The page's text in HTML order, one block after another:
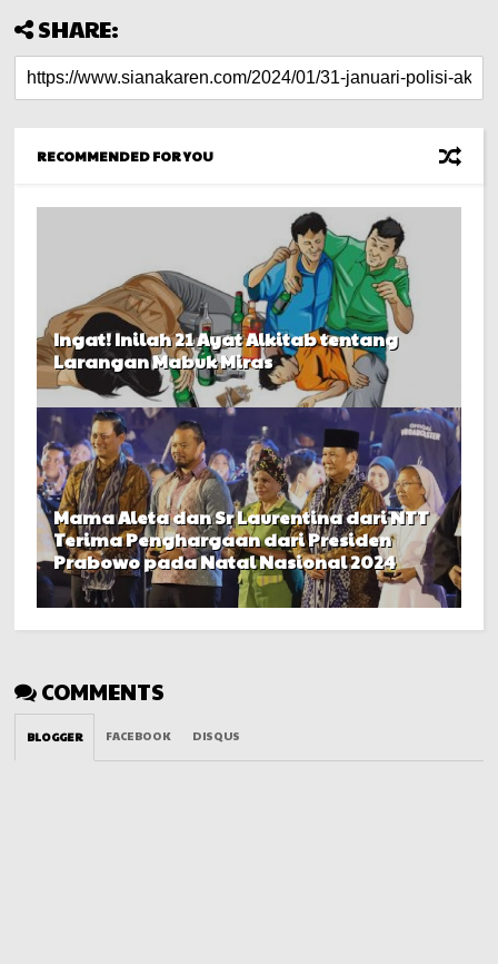
SHARE:
RECOMMENDED FOR YOU
Ingat! Inilah 21 Ayat Alkitab tentang
Larangan Mabuk Miras
Mama Aleta dan Sr Laurentina dari NTT
Terima Penghargaan dari Presiden
Prabowo pada Natal Nasional 2024
COMMENTS
BLOGGER FACEBOOK DISQUS